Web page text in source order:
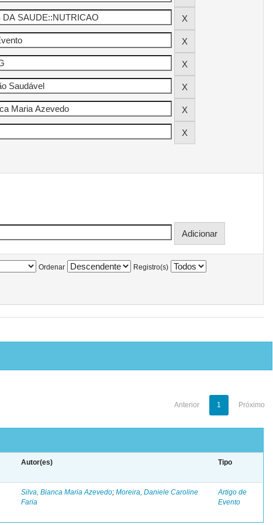
Ordenar Registro(s)
Anterior 1 Próximo
Autor(es) Tipo
Silva, Bianca Maria Azevedo;Moreira, Daniele Caroline
Faria
Artigo de
Evento